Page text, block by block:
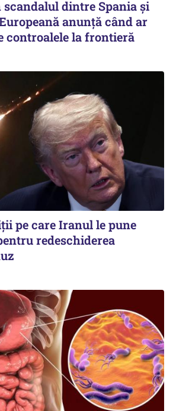
dintre Spania și
anunță când ar
controalele la frontieră
pe care Iranul le pune
redeschiderea